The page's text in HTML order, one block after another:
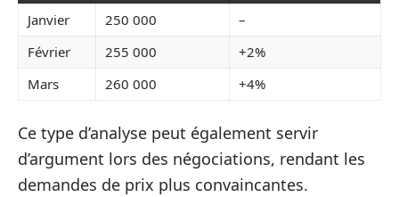
Janvier 250 000
–
Février
255 000
+2%
Mars
260 000 +4%
Ce type d’analyse peut également servir
d’argument lors des négociations, rendant les
demandes de prix plus convaincantes.